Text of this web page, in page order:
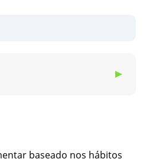
▼
baseado nos hábitos